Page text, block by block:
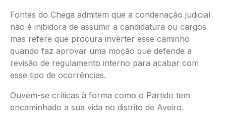
Fontes do Chega admitem que a condenação judicial
não é inibidora de assumir a candidatura ou cargos
mas refere que procura inverter esse caminho
quando faz aprovar uma moção que defende a
revisão de regulamento interno para acabar com
esse tipo de ocorrências.
Ouvem-se críticas à forma como o Partido tem
encaminhado a sua vida no distrito de Aveiro.